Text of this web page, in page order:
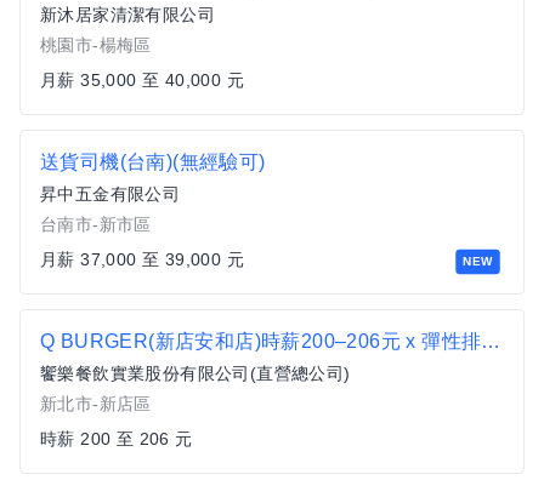
新沐居家清潔有限公司
桃園市-楊梅區
月薪 35,000 至 40,000 元
NEW
送貨司機(台南)(無經驗可)
昇中五金有限公司
台南市-新市區
月薪 37,000 至 39,000 元
Q BURGER(新店安和店)時薪200–206元 x 彈性排班 x 雙週發薪快又讚
饗樂餐飲實業股份有限公司(直營總公司)
新北市-新店區
時薪 200 至 206 元